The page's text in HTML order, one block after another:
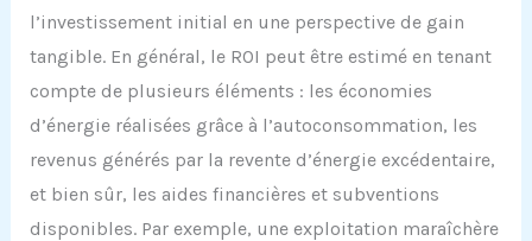
l’investissement initial en une perspective de gain
tangible. En général, le ROI peut être estimé en tenant
compte de plusieurs éléments : les économies
d’énergie réalisées grâce à l’autoconsommation, les
revenus générés par la revente d’énergie excédentaire,
et bien sûr, les aides financières et subventions
disponibles. Par exemple, une exploitation maraîchère